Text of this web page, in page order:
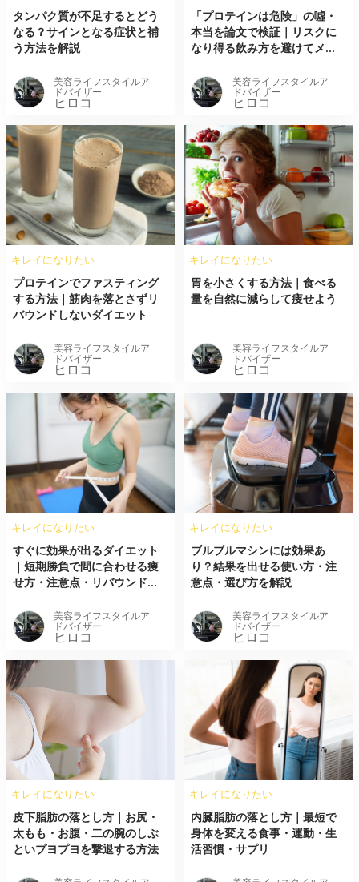
タンパク質が不足するとどう
なる？サインとなる症状と補
う方法を解説
美容ライフスタイルア
ドバイザー
ヒロコ
「プロテインは危険」の噓・
本当を論文で検証｜リスクに
なり得る飲み方を避けてメ...
美容ライフスタイルア
ドバイザー
ヒロコ
キレイになりたい
プロテインでファスティング
する方法｜筋肉を落とさずリ
バウンドしないダイエット
美容ライフスタイルア
ドバイザー
ヒロコ
キレイになりたい
胃を小さくする方法｜食べる
量を自然に減らして痩せよう
美容ライフスタイルア
ドバイザー
ヒロコ
キレイになりたい
すぐに効果が出るダイエット
｜短期勝負で間に合わせる痩
せ方・注意点・リバウンド...
美容ライフスタイルア
ドバイザー
ヒロコ
キレイになりたい
ブルブルマシンには効果あ
り？結果を出せる使い方・注
意点・選び方を解説
美容ライフスタイルア
ドバイザー
ヒロコ
キレイになりたい
皮下脂肪の落とし方｜お尻・
太もも・お腹・二の腕のしぶ
といプヨプヨを撃退する方法
キレイになりたい
内臓脂肪の落とし方｜最短で
身体を変える食事・運動・生
活習慣・サプリ